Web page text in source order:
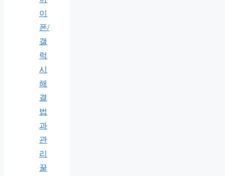
이
폰/
갤
럭
시
해
결
법
과
관
리
꿀